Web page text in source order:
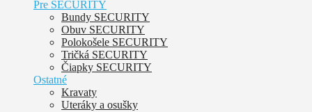
Pre SECURITY
Bundy SECURITY
Obuv SECURITY
Polokošele SECURITY
Tričká SECURITY
Čiapky SECURITY
Ostatné
Kravaty
Uteráky a osušky